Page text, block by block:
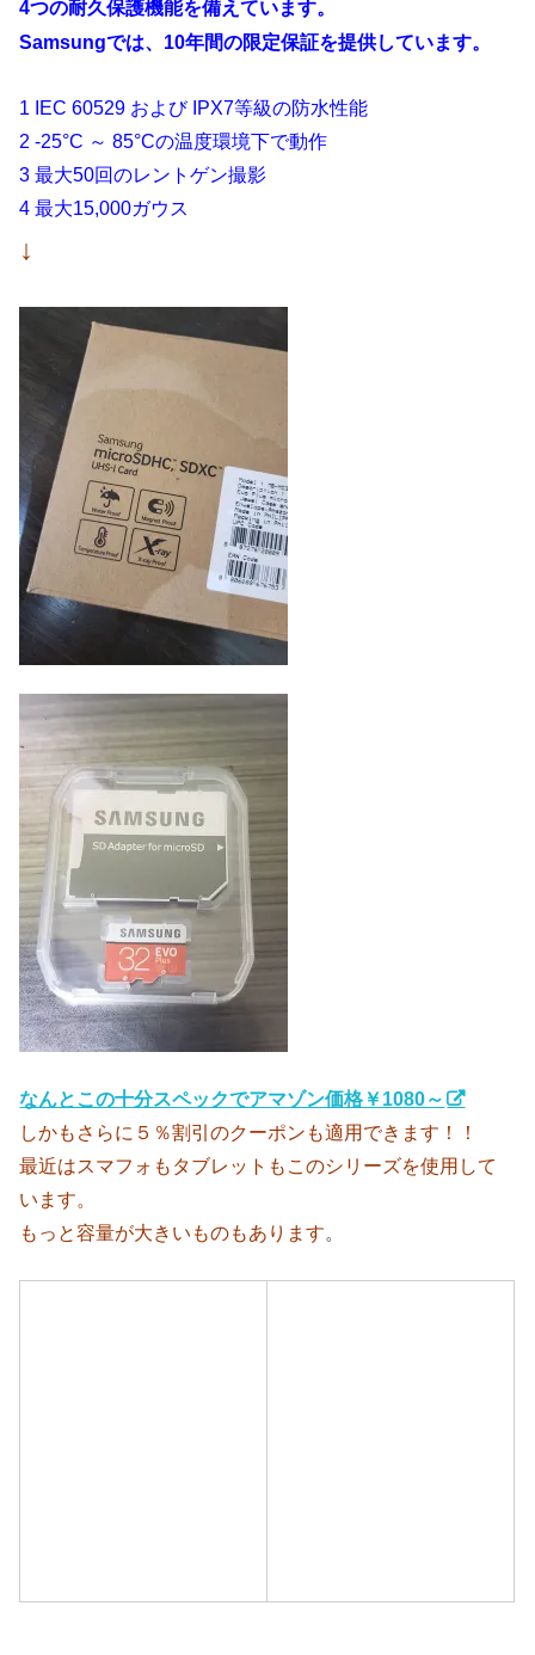
4つの耐久保護機能を備えています。
Samsungでは、10年間の限定保証を提供しています。
1 IEC 60529 および IPX7等級の防水性能
2 -25°C ～ 85°Cの温度環境下で動作
3 最大50回のレントゲン撮影
4 最大15,000ガウス
↓
なんとこの十分スペックでアマゾン価格￥1080～
しかもさらに５％割引のクーポンも適用できます！！
最近はスマフォもタブレットもこのシリーズを使用して
います。
もっと容量が大きいものもあります。